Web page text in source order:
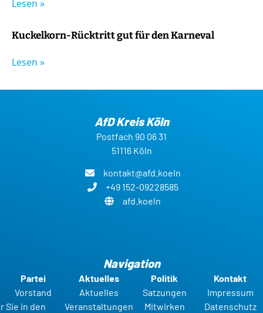
Lesen »
Kuckelkorn-Rücktritt gut für den Karneval
Lesen »
AfD Kreis Köln
Postfach 90 06 31
51116 Köln
kontakt@afd.koeln
+49 152-09228585
afd.koeln
Navigation
Partei
Vorstand
Sie in den
Aktuelles
Aktuelles
Veranstaltungen
Politik
Satzungen
Mitwirken
Kontakt
Impressum
Datenschutz